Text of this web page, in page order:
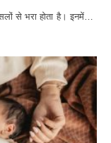
से भरा होता है। इनमें…